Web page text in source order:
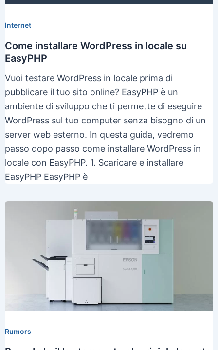
Internet
Come installare WordPress in locale su
EasyPHP
Vuoi testare WordPress in locale prima di
pubblicare il tuo sito online? EasyPHP è un
ambiente di sviluppo che ti permette di eseguire
WordPress sul tuo computer senza bisogno di un
server web esterno. In questa guida, vedremo
passo dopo passo come installare WordPress in
locale con EasyPHP. 1. Scaricare e installare
EasyPHP EasyPHP è
Rumors